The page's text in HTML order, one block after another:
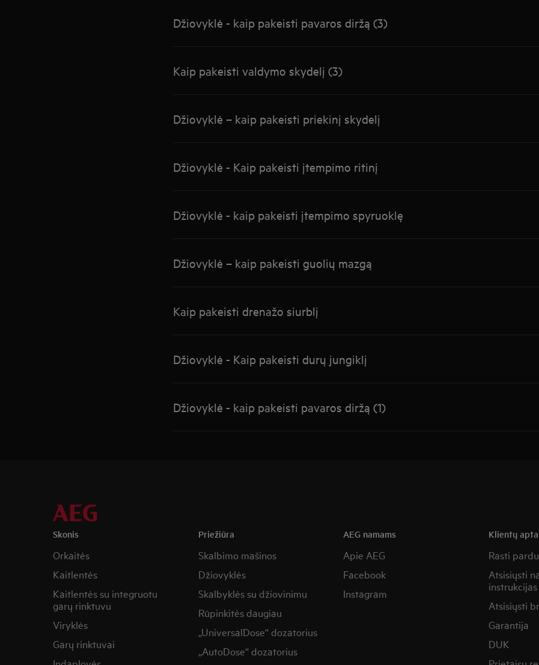
Džiovyklė - kaip pakeisti pavaros diržą (3)
Kaip pakeisti valdymo skydelį (3)
Džiovyklė – kaip pakeisti priekinį skydelį
Džiovyklė - Kaip pakeisti įtempimo ritinį
Džiovyklė - kaip pakeisti įtempimo spyruoklę
Džiovyklė – kaip pakeisti guolių mazgą
Kaip pakeisti drenažo siurblį
Džiovyklė - Kaip pakeisti durų jungiklį
Džiovyklė - kaip pakeisti pavaros diržą (1)
Skonis
Orkaitės
Kaitlentės
Kaitlentės su integruotu
garų rinktuvu
Viryklės
Garų rinktuvai
Priežiūra
Skalbimo mašinos
Džiovyklės
Skalbyklės su džiovinimu
Rūpinkitės daugiau
„UniversalDose“ dozatorius
„AutoDose“ dozatorius
AEG namams
Apie AEG
Facebook
Instagram
Klientų
Rasti
Atsisiųsti
instrukcijas
Atsisiųsti
Garantija
DUK